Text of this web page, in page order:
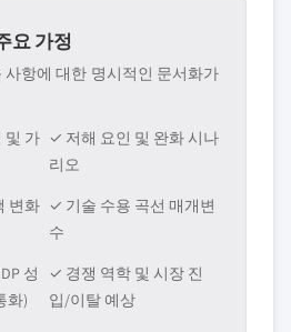
요 가정
사항에 대한 명시적인 문서화가
및 가 ✓ 저해 요인 및 완화 시나
리오
변화 ✓ 기술 수용 곡선 매개변
수
성
화)
✓ 경쟁 역학 및 시장 진
입/이탈 예상